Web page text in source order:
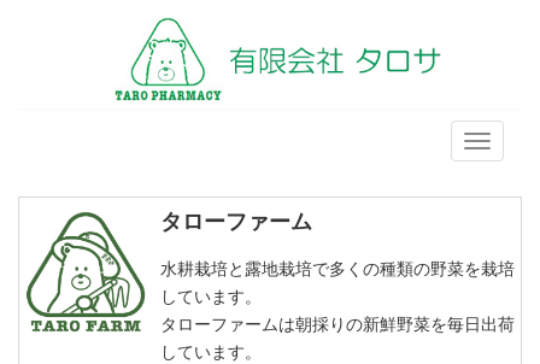
メ
ニ
ュ
タローファーム
水耕栽培と露地栽培で多くの種類の野菜を栽培
しています。
タローファームは朝採りの新鮮野菜を毎日出荷
しています。